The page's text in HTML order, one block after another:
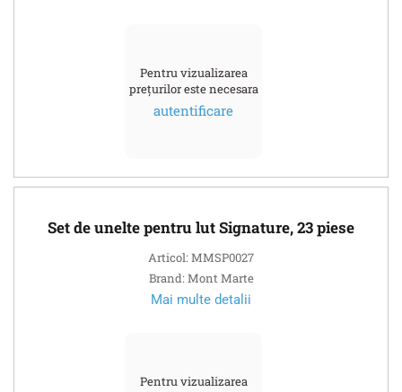
Pentru vizualizarea
prețurilor este necesara
autentificare
Set de unelte pentru lut Signature, 23 piese
Articol: MMSP0027
Brand: Mont Marte
Mai multe detalii
Pentru vizualizarea